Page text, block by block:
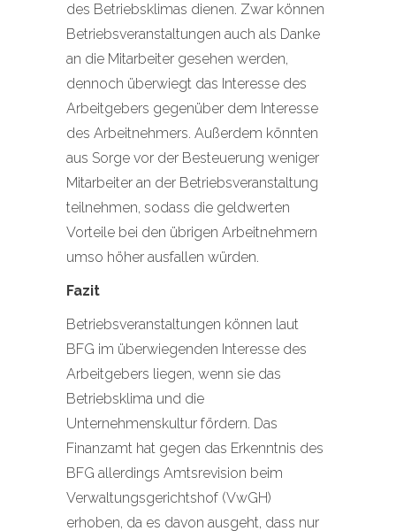
des Betriebsklimas dienen. Zwar können
Betriebsveranstaltungen auch als Danke
an die Mitarbeiter gesehen werden,
dennoch überwiegt das Interesse des
Arbeitgebers gegenüber dem Interesse
des Arbeitnehmers. Außerdem könnten
aus Sorge vor der Besteuerung weniger
Mitarbeiter an der Betriebsveranstaltung
teilnehmen, sodass die geldwerten
Vorteile bei den übrigen Arbeitnehmern
umso höher ausfallen würden.
Fazit
Betriebsveranstaltungen können laut
BFG im überwiegenden Interesse des
Arbeitgebers liegen, wenn sie das
Betriebsklima und die
Unternehmenskultur fördern. Das
Finanzamt hat gegen das Erkenntnis des
BFG allerdings Amtsrevision beim
Verwaltungsgerichtshof (VwGH)
erhoben, da es davon ausgeht, dass nur